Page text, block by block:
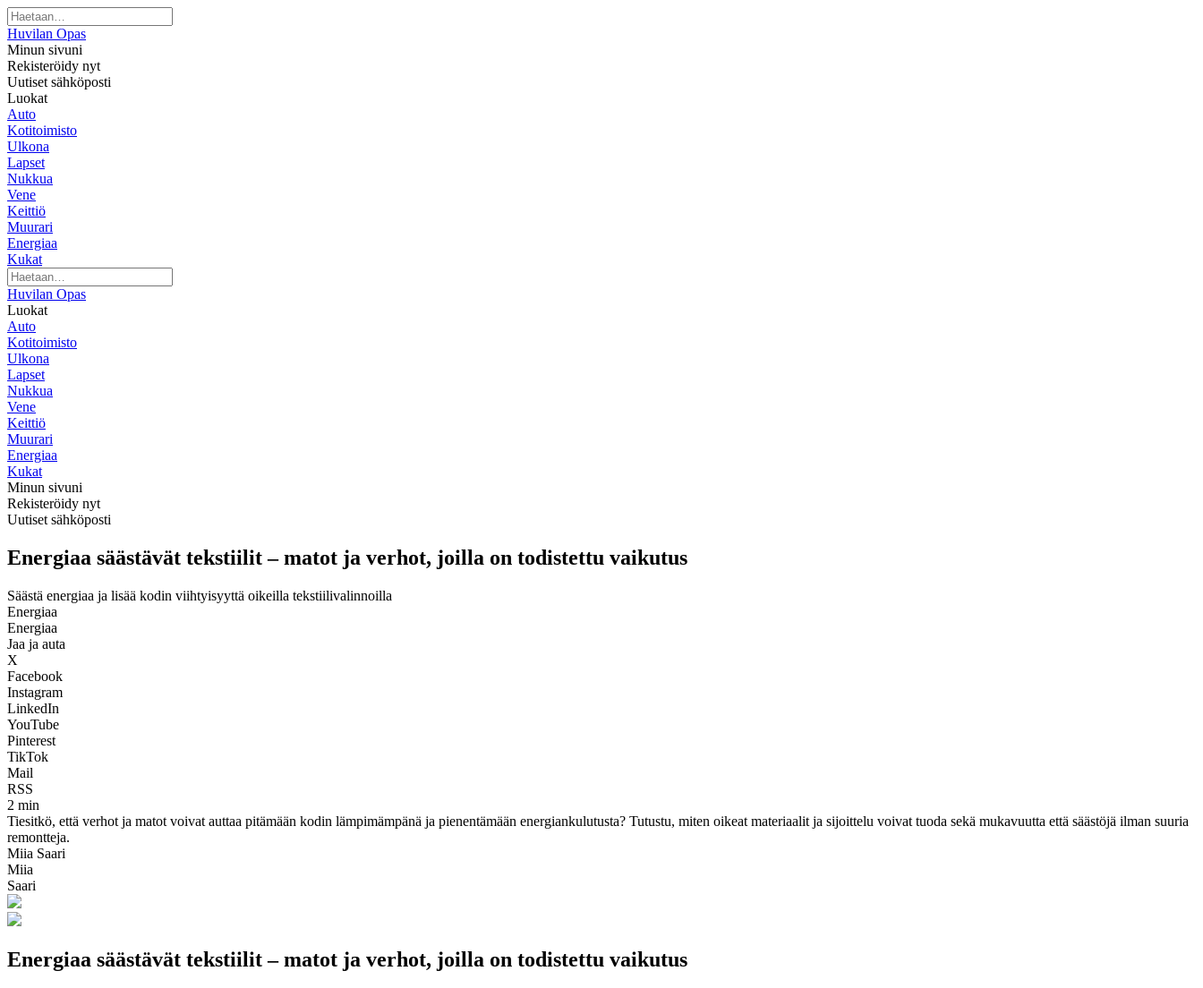
Huvilan Opas
Minun sivuni
Rekisteröidy nyt
Uutiset sähköposti
Luokat
Auto
Kotitoimisto
Ulkona
Lapset
Nukkua
Vene
Keittiö
Muurari
Energiaa
Kukat
Huvilan Opas
Luokat
Auto
Kotitoimisto
Ulkona
Lapset
Nukkua
Vene
Keittiö
Muurari
Energiaa
Kukat
Minun sivuni
Rekisteröidy nyt
Uutiset sähköposti
Energiaa säästävät tekstiilit – matot ja verhot, joilla on todistettu vaikutus
Säästä energiaa ja lisää kodin viihtyisyyttä oikeilla tekstiilivalinnoilla
Energiaa
Energiaa
Jaa ja auta
X
Facebook
Instagram
LinkedIn
YouTube
Pinterest
TikTok
Mail
RSS
2 min
Tiesitkö, että verhot ja matot voivat auttaa pitämään kodin lämpimämpänä ja pienentämään energiankulutusta? Tutustu, miten oikeat materiaalit ja sijoittelu voivat tuoda sekä mukavuutta että säästöjä ilman suuria
remontteja.
Miia Saari
Miia
Saari
Energiaa säästävät tekstiilit – matot ja verhot, joilla on todistettu vaikutus